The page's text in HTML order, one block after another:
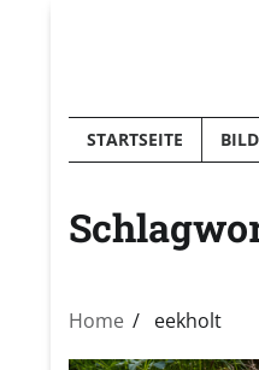
STARTSEITE
Home eekholt